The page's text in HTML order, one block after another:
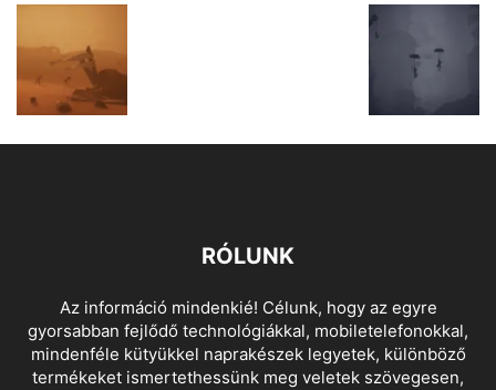
RÓLUNK
Az információ mindenkié! Célunk, hogy az egyre
gyorsabban fejlődő technológiákkal, mobiletelefonokkal,
mindenféle kütyükkel naprakészek legyetek, különböző
termékeket ismertethessünk meg veletek szövegesen,